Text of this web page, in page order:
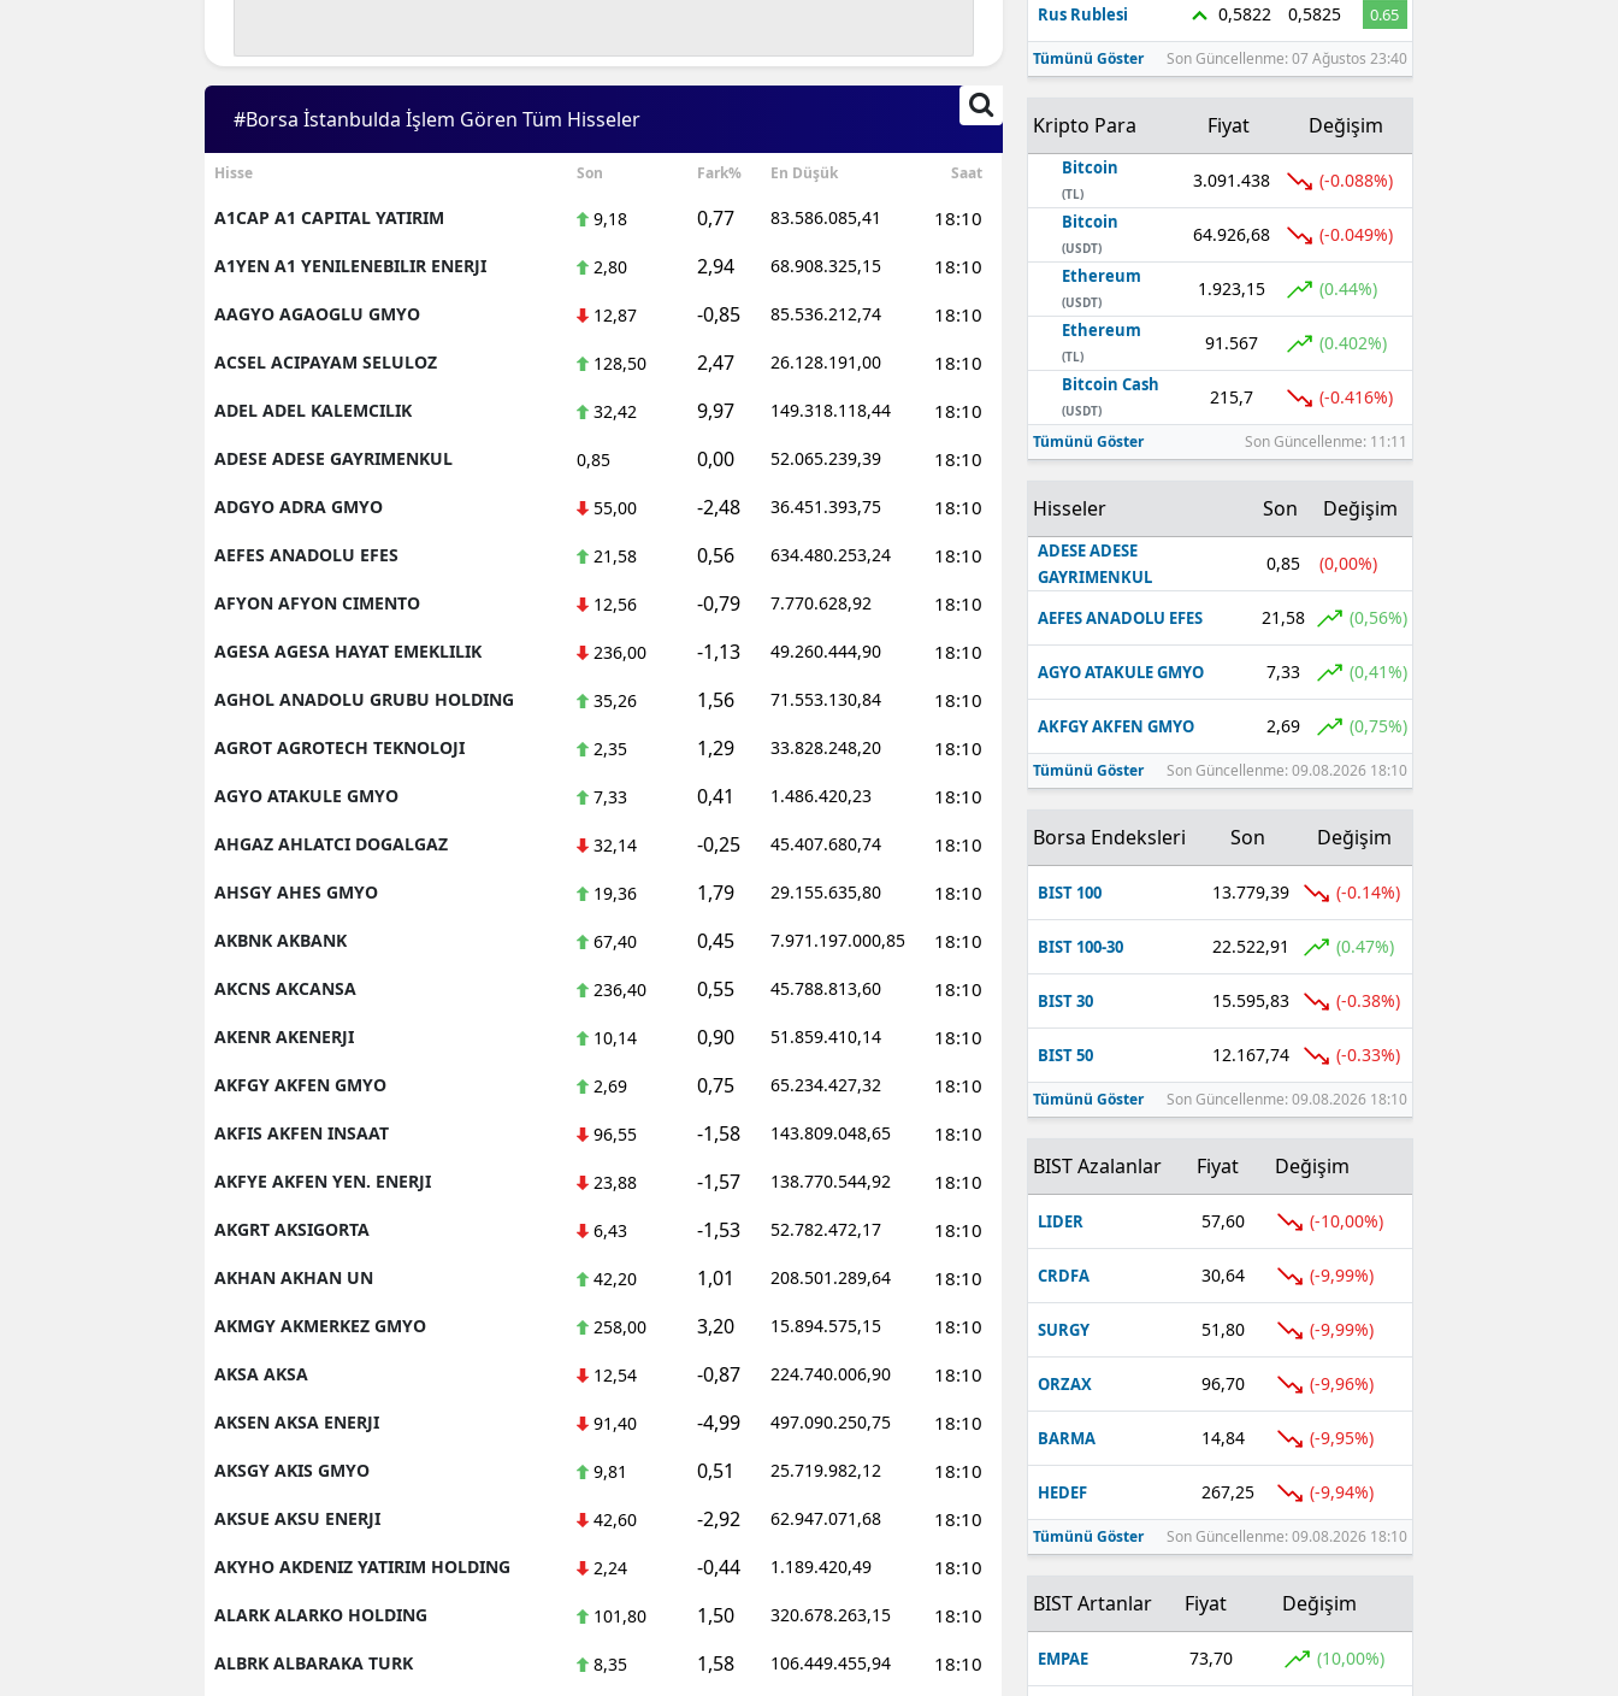
#Borsa İstanbulda İşlem Gören Tüm Hisseler
Hisse Son Fark% En Düşük Saat
A1CAP A1 CAPITAL YATIRIM 9,18 0,77 83.586.085,41 18:10
A1YEN A1 YENILENEBILIR ENERJI 2,80 2,94 68.908.325,15 18:10
AAGYO AGAOGLU GMYO 12,87 -0,85 85.536.212,74 18:10
ACSEL ACIPAYAM SELULOZ 128,50 2,47 26.128.191,00 18:10
ADEL ADEL KALEMCILIK 32,42 9,97 149.318.118,44 18:10
ADESE ADESE GAYRIMENKUL 0,85 0,00 52.065.239,39 18:10
ADGYO ADRA GMYO 55,00 -2,48 36.451.393,75 18:10
AEFES ANADOLU EFES 21,58 0,56 634.480.253,24 18:10
AFYON AFYON CIMENTO 12,56 -0,79 7.770.628,92 18:10
AGESA AGESA HAYAT EMEKLILIK 236,00 -1,13 49.260.444,90 18:10
AGHOL ANADOLU GRUBU HOLDING 35,26 1,56 71.553.130,84 18:10
AGROT AGROTECH TEKNOLOJI 2,35 1,29 33.828.248,20 18:10
AGYO ATAKULE GMYO 7,33 0,41 1.486.420,23 18:10
AHGAZ AHLATCI DOGALGAZ 32,14 -0,25 45.407.680,74 18:10
AHSGY AHES GMYO 19,36 1,79 29.155.635,80 18:10
AKBNK AKBANK 67,40 0,45 7.971.197.000,85 18:10
AKCNS AKCANSA 236,40 0,55 45.788.813,60 18:10
AKENR AKENERJI 10,14 0,90 51.859.410,14 18:10
AKFGY AKFEN GMYO 2,69 0,75 65.234.427,32 18:10
AKFIS AKFEN INSAAT 96,55 -1,58 143.809.048,65 18:10
AKFYE AKFEN YEN. ENERJI 23,88 -1,57 138.770.544,92 18:10
AKGRT AKSIGORTA 6,43 -1,53 52.782.472,17 18:10
AKHAN AKHAN UN 42,20 1,01 208.501.289,64 18:10
AKMGY AKMERKEZ GMYO 258,00 3,20 15.894.575,15 18:10
AKSA AKSA 12,54 -0,87 224.740.006,90 18:10
AKSEN AKSA ENERJI 91,40 -4,99 497.090.250,75 18:10
AKSGY AKIS GMYO 9,81 0,51 25.719.982,12 18:10
AKSUE AKSU ENERJI 42,60 -2,92 62.947.071,68 18:10
AKYHO AKDENIZ YATIRIM HOLDING 2,24 -0,44 1.189.420,49 18:10
ALARK ALARKO HOLDING 101,80 1,50 320.678.263,15 18:10
ALBRK ALBARAKA TURK 8,35 1,58 106.449.455,94 18:10
Rus Rublesi 0,5822 0,5825 0.65
Tümünü Göster Son Güncellenme: 07 Ağustos 23:40
Kripto Para Fiyat Değişim
Bitcoin
(TL)
3.091.438 (-0.088%)
Bitcoin
(USDT)
64.926,68 (-0.049%)
Ethereum
(USDT)
1.923,15 (0.44%)
Ethereum
(TL)
91.567 (0.402%)
Bitcoin Cash
(USDT)
215,7 (-0.416%)
Tümünü Göster Son Güncellenme: 11:11
Hisseler Son Değişim
ADESE ADESE
GAYRIMENKUL
0,85 (0,00%)
AEFES ANADOLU EFES 21,58 (0,56%)
AGYO ATAKULE GMYO 7,33 (0,41%)
AKFGY AKFEN GMYO 2,69 (0,75%)
Tümünü Göster Son Güncellenme: 09.08.2026 18:10
Borsa Endeksleri Son Değişim
BIST 100 13.779,39 (-0.14%)
BIST 100-30 22.522,91 (0.47%)
BIST 30 15.595,83 (-0.38%)
BIST 50 12.167,74 (-0.33%)
Tümünü Göster Son Güncellenme: 09.08.2026 18:10
BIST Azalanlar Fiyat Değişim
LIDER 57,60 (-10,00%)
CRDFA 30,64 (-9,99%)
SURGY 51,80 (-9,99%)
ORZAX 96,70 (-9,96%)
BARMA 14,84 (-9,95%)
HEDEF 267,25 (-9,94%)
Tümünü Göster Son Güncellenme: 09.08.2026 18:10
BIST Artanlar Fiyat Değişim
EMPAE 73,70 (10,00%)